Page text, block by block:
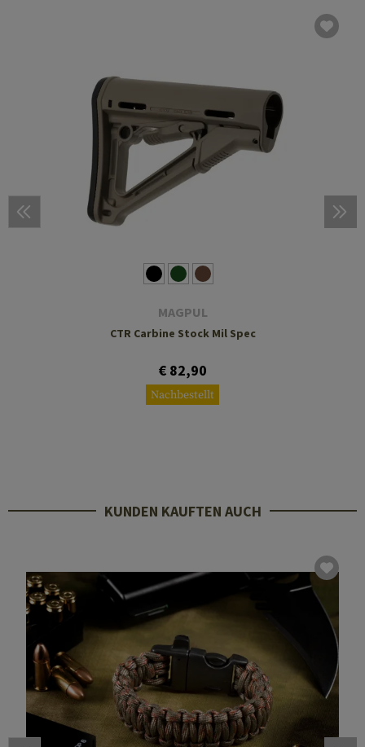
MAGPUL
CTR Carbine Stock Mil Spec
€ 82,90
Nachbestellt
KUNDEN KAUFTEN AUCH